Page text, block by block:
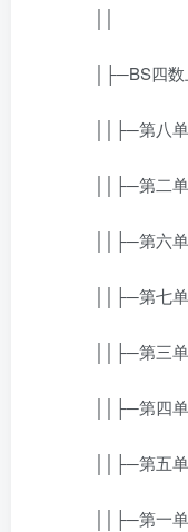
│├─BS四数
││├─第八单
││├─第二单
││├─第六单
││├─第七单
││├─第三单
││├─第四单
││├─第五单
││├─第一单